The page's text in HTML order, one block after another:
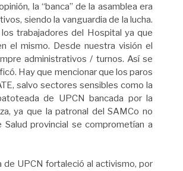
la “banca” de la asamblea era
siendo la vanguardia de la lucha.
trabajadores del Hospital ya que
el mismo. Desde nuestra visión el
administrativos / turnos. Así se
Hay que mencionar que los paros
salvo sectores sensibles como la
de UPCN bancada por la
ya que la patronal del SAMCo no
provincial se comprometían a
de UPCN fortaleció al activismo, por